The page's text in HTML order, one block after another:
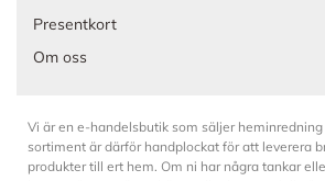
Presentkort
Om oss
Vi är en e-handelsbutik som säljer
sortiment är därför handplockat för att leverera
produkter till ert hem. Om ni har några tankar